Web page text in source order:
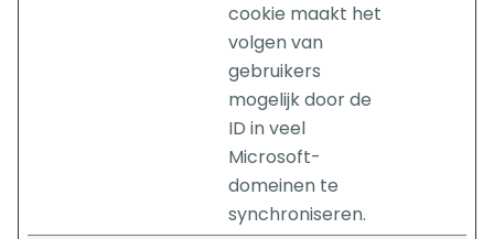
cookie maakt het
volgen van
gebruikers
mogelijk door de
ID in veel
Microsoft-
domeinen te
synchroniseren.